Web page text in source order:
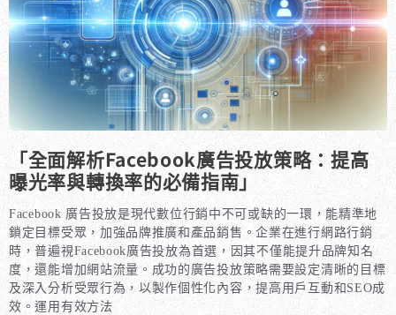
「全面解析Facebook廣告投放策略：提高
曝光率與轉換率的必備指南」
Facebook 廣告投放是現代數位行銷中不可或缺的一環，能精準地
鎖定目標受眾，加強品牌推廣和產品銷售。企業在進行網路行銷
時，普遍視Facebook廣告投放為首選，因其不僅能提升品牌知名
度，還能增加網站流量。成功的廣告投放策略需要設定清晰的目標
及深入分析受眾行為，以製作個性化內容，提高用戶互動和SEO成
效。運用有效方法